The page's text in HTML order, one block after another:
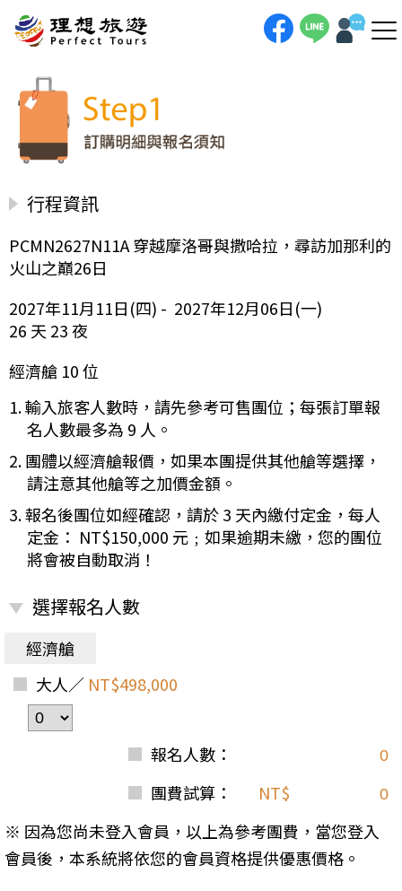
行程資訊
PCMN2627N11A 穿越摩洛哥與撒哈拉，尋訪加那利的
火山之巔26日
2027年11月11日(四) - 2027年12月06日(一)
26 天 23 夜
經濟艙 10 位
1. 輸入旅客人數時，請先參考可售團位；每張訂單報
名人數最多為 9 人。
2. 團體以經濟艙報價，如果本團提供其他艙等選擇，
請注意其他艙等之加價金額。
3. 報名後團位如經確認，請於 3 天內繳付定金，每人
定金： NT$150,000 元﹔如果逾期未繳，您的團位
將會被自動取消！
選擇報名人數
經濟艙
大人／ NT$498,000
報名人數：
團費試算：
NT$
※ 因為您尚未登入會員，以上為參考團費，當您登入
會員後，本系統將依您的會員資格提供優惠價格。